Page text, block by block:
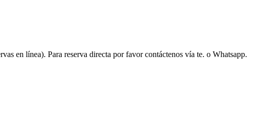
en línea). Para reserva directa por favor contáctenos vía te. o Whatsapp.